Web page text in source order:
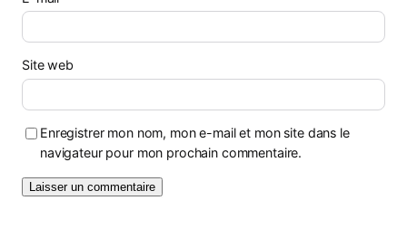
Site web
Enregistrer mon nom, mon e-mail et mon site dans le
navigateur pour mon prochain commentaire.